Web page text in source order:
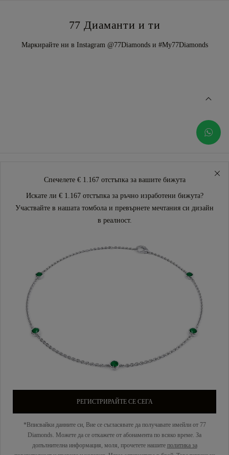
77 Диаманти и ти
Маркирайте ни в Instagram @77Diamonds и #My77Diamonds
Спечелете € 1.167 отстъпка за вашите бижута
Искате ли € 1.167 отстъпка за ръчно изработени бижута?
Участвайте в нашата томбола и превърнете мечтания си дизайн
в реалност.
РЕГИСТРИРАЙТЕ СЕ СЕГА
*Вписвайки данните си, Вие се съгласявате да получавате имейли от 77
Diamonds. Можете да се откажете от абонамента по всяко време. За
допълнителна информация, моля, прочетете нашите политика за